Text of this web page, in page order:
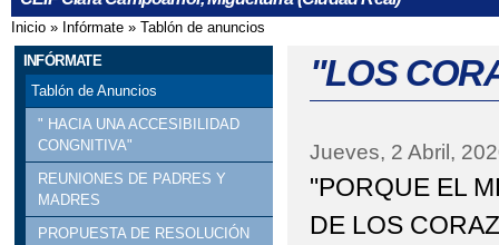
Se encuentra usted aquí
Inicio » Infórmate » Tablón de anuncios
INFÓRMATE
Tablón de Anuncios
" HACIA UNA ACCESIBILIDAD
CONGNITIVA"
REUNIONES DE PADRES Y
MADRES
PROPUESTA DE RESOLUCIÓN
"LOS
Jueves, 2 Abril,
"PORQUE EL
DE LOS